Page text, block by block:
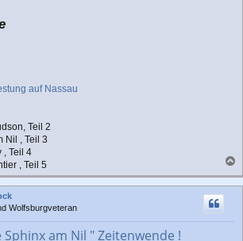
auf Nassau
Teil 2
Nil , Teil 3
, Teil 4
, Teil 5
a
c
Wolfsburgveteran
Sphinx am Nil " Zeitenwende !